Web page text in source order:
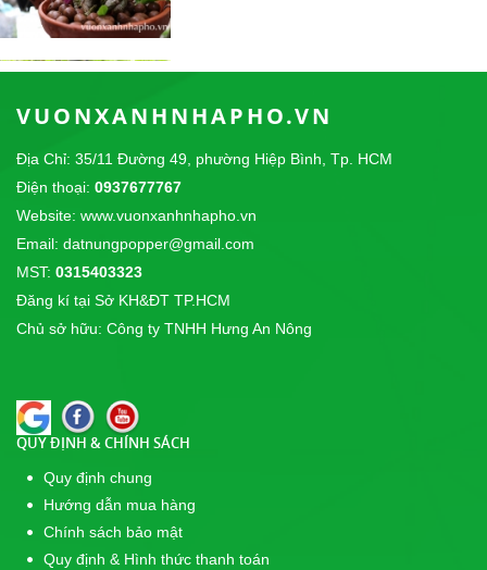
Đất Sét Nung Trồng Aquaponics -
10/04/2018
14/09/2017
CÔNG TY TNHH THỰC PHẨM SƠN THÁI chúng
Giải Cầu Lông Công Viên Lê Văn Tám - Cup
POPPER 2017
VUONXANHNHAPHO.VN
Địa Chỉ: 35/11 Đường 49, phường Hiệp Bình, Tp. HCM
Điện thoại: 0937677767
Website: www.vuonxanhnhapho.vn
Email: datnungpopper@gmail.com
MST: 0315403323
Đăng kí tại Sở KH&ĐT TP.HCM
Chủ sở hữu: Công ty TNHH Hưng An Nông
QUY ĐỊNH & CHÍNH SÁCH
Quy định chung
Hướng dẫn mua hàng
Chính sách bảo mật
Quy định & Hình thức thanh toán